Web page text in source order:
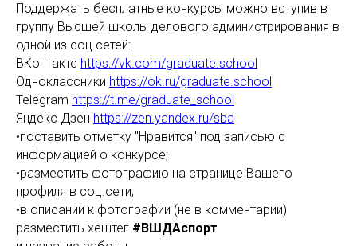
Поддержать бесплатные конкурсы можно вступив в
группу Высшей школы делового администрирования в
одной из соц.сетей:
ВКонтакте https://vk.com/graduate.school
Одноклассники https://ok.ru/graduate.school
Telegram https://t.me/graduate_school
Яндекс Дзен https://zen.yandex.ru/sba
•поставить отметку "Нравится" под записью с
информацией о конкурсе;
•разместить фотографию на странице Вашего
профиля в соц.сети;
•в описании к фотографии (не в комментарии)
разместить хештег #ВШДАспорт